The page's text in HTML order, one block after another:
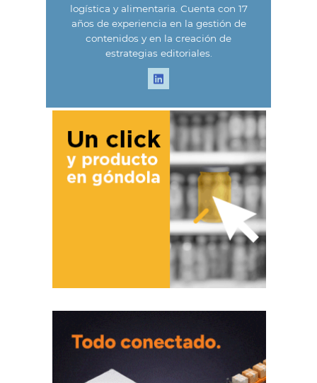
logística y alimentaria. Cuenta con 17
años de experiencia en la gestión de
contenidos y en la creación de
estrategias editoriales.